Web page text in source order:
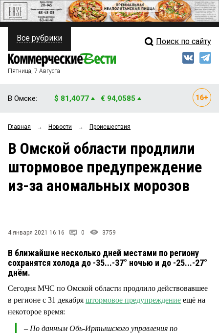
ПОЛИТИКА
ФИНАНСЫ
ОБЩЕСТВО
ЗАКОН
НОВОСТИ КОМПАНИЙ
Свежий выпуск
Мнения
Рейтинги
Блоги
Архив
Все рубрики Поиск по сайту
Пятница, 7 Августа
В Омске: $ 81,4077 € 94,0585
Главная → Новости → Происшествия
В Омской области продлили
штормовое предупреждение
из-за аномальных морозов
4 января 2021 16:16 0 3759
В ближайшие несколько дней местами по региону
сохранятся холода до -35...-37° ночью и до -25...-27°
днём.
Сегодня МЧС по Омской области продлило действовавшее
в регионе с 31 декабря штормовое предупреждение ещё на
некоторое время:
– По данным Обь-Иртышского управления по